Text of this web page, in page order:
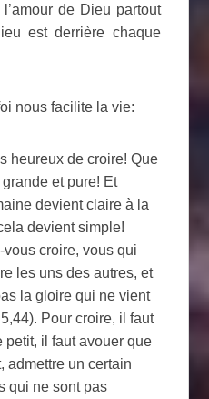
de Dieu partout
est derrière chaque
nous facilite la vie:
heureux de croire! Que
et pure! Et
devient claire à la
devient simple!
croire, vous qui
les uns des autres, et
la gloire qui ne vient
Pour croire, il faut
petit, il faut avouer que
admettre un certain
qui ne sont pas